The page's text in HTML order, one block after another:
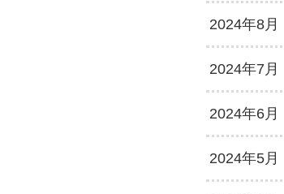
2024年8月
2024年7月
2024年6月
2024年5月